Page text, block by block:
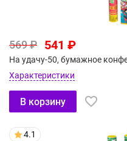
569 ₽ 541 ₽
На удачу-50, бумажное
Характеристики
В корзину
4.1